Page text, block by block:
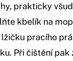
prakticky
kbelík na
pracího
Při čištění pak